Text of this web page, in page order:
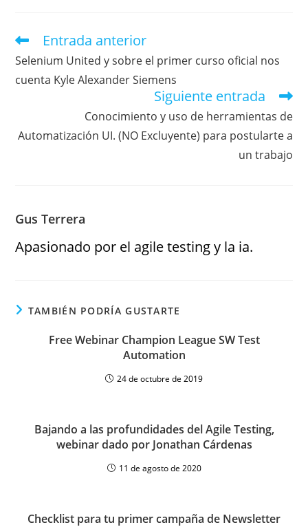
Entrada anterior
Selenium United y sobre el primer curso oficial nos
cuenta Kyle Alexander Siemens
Siguiente entrada
Conocimiento y uso de herramientas de
Automatización UI. (NO Excluyente) para postularte a
un trabajo
Gus Terrera
Apasionado por el agile testing y la ia.
TAMBIÉN PODRÍA GUSTARTE
Free Webinar Champion League SW Test
Automation
24 de octubre de 2019
Bajando a las profundidades del Agile Testing,
webinar dado por Jonathan Cárdenas
11 de agosto de 2020
Checklist para tu primer campaña de Newsletter